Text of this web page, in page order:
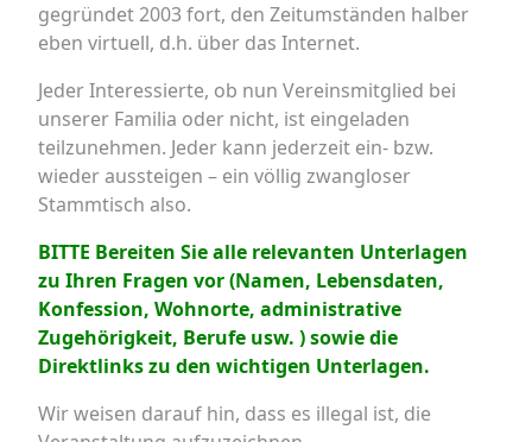
gegründet 2003 fort, den Zeitumständen halber
eben virtuell, d.h. über das Internet.
Jeder Interessierte, ob nun Vereinsmitglied bei
unserer Familia oder nicht, ist eingeladen
teilzunehmen. Jeder kann jederzeit ein- bzw.
wieder aussteigen – ein völlig zwangloser
Stammtisch also.
BITTE Bereiten Sie alle relevanten Unterlagen
zu Ihren Fragen vor (Namen, Lebensdaten,
Konfession, Wohnorte, administrative
Zugehörigkeit, Berufe usw. ) sowie die
Direktlinks zu den wichtigen Unterlagen.
Wir weisen darauf hin, dass es illegal ist, die